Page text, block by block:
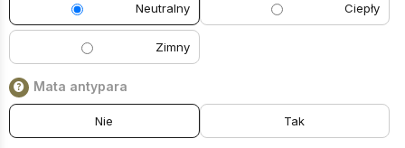
Neutralny Ciepły
Zimny
Mata antypara
Nie Tak